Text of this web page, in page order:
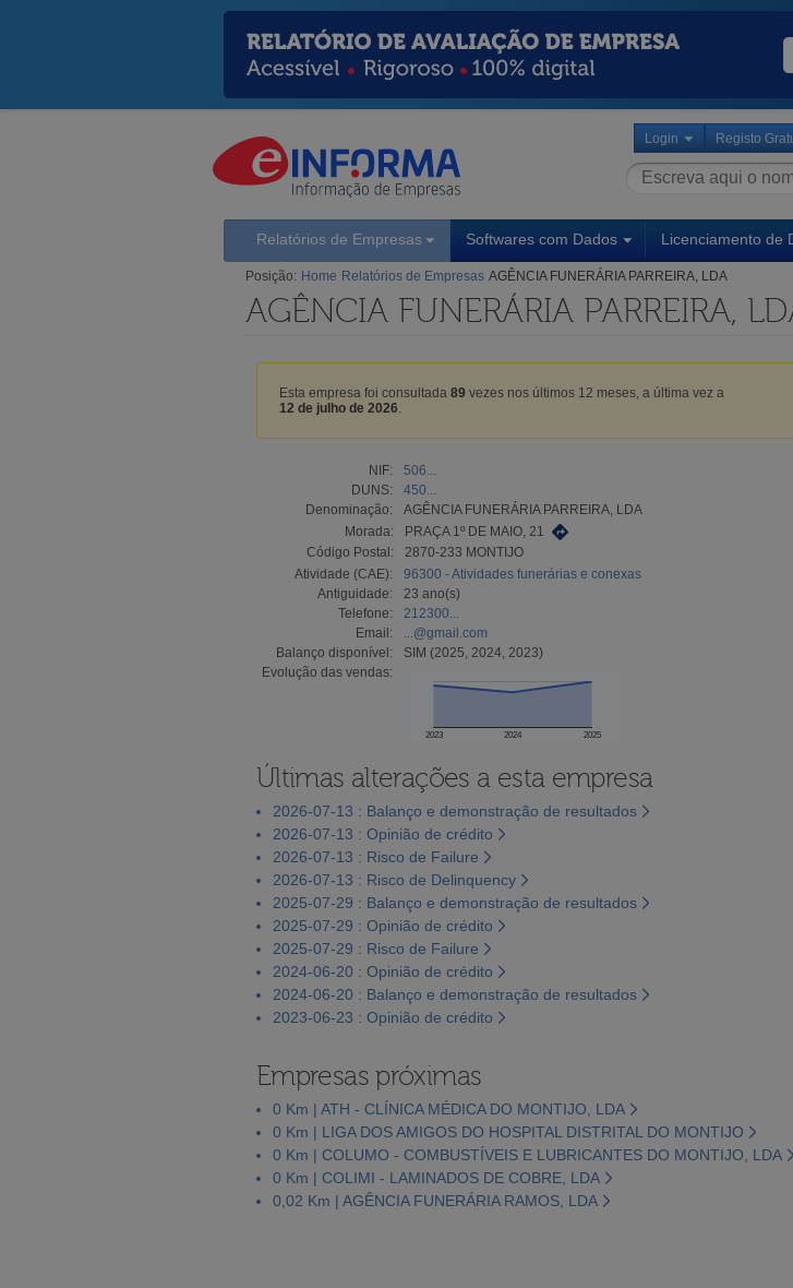
Login Registo
Relatórios de Empresas Softwares com Dados Licenciamento de
Posição: Home Relatórios de Empresas AGÊNCIA FUNERÁRIA PARREIRA, LDA
AGÊNCIA FUNERÁRIA PARREIRA,
Esta empresa foi consultada 89 vezes nos últimos 12 meses, a última vez a
12 de julho de 2026
NIF:
506...
DUNS:
450...
Denominação:
AGÊNCIA FUNERÁRIA PARREIRA, LDA
Morada:
PRAÇA 1º DE MAIO, 21
Código Postal:
2870-233 MONTIJO
Atividade (CAE):
96300 - Atividades funerárias e conexas
Antiguidade:
23 ano(s)
Telefone:
212300...
Email:
...@gmail.com
Balanço disponível:
SIM (2025, 2024, 2023)
Evolução das vendas:
2023 2024 2025
Últimas alterações a esta empresa
2026-07-13 : Balanço e demonstração de resultados
2026-07-13 : Opinião de crédito
2026-07-13 : Risco de Failure
2026-07-13 : Risco de Delinquency
2025-07-29 : Balanço e demonstração de resultados
2025-07-29 : Opinião de crédito
2025-07-29 : Risco de Failure
2024-06-20 : Opinião de crédito
2024-06-20 : Balanço e demonstração de resultados
2023-06-23 : Opinião de crédito
Empresas próximas
0 Km | ATH - CLÍNICA MÉDICA DO MONTIJO, LDA
0 Km | LIGA DOS AMIGOS DO HOSPITAL DISTRITAL DO MONTIJO
0 Km | COLUMO - COMBUSTÍVEIS E LUBRICANTES DO MONTIJO, LDA
0 Km | COLIMI - LAMINADOS DE COBRE, LDA
0,02 Km | AGÊNCIA FUNERÁRIA RAMOS, LDA